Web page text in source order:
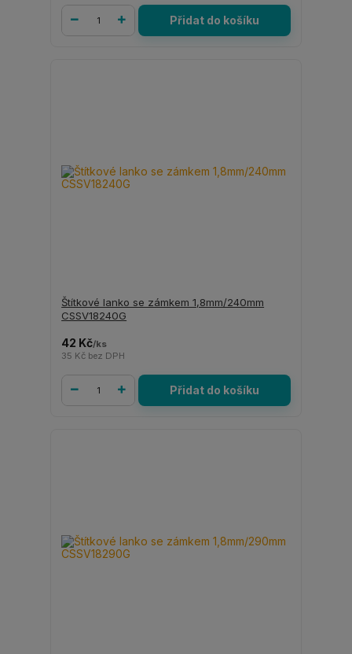
Přidat do košíku
Štítkové lanko se zámkem 1,8mm/240mm
CSSV18240G
42 Kč/ks
35 Kč bez DPH
Přidat do košíku